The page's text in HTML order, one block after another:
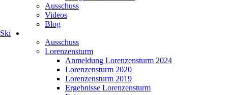
Ausschuss
Videos
Blog
Ski
Ausschuss
Lorenzensturm
Anmeldung Lorenzensturm 2024
Lorenzensturm 2020
Lorenzensturm 2019
Ergebnisse Lorenzensturm